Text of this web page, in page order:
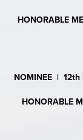
HONORABLE
NOMINEE |
HONORABLE